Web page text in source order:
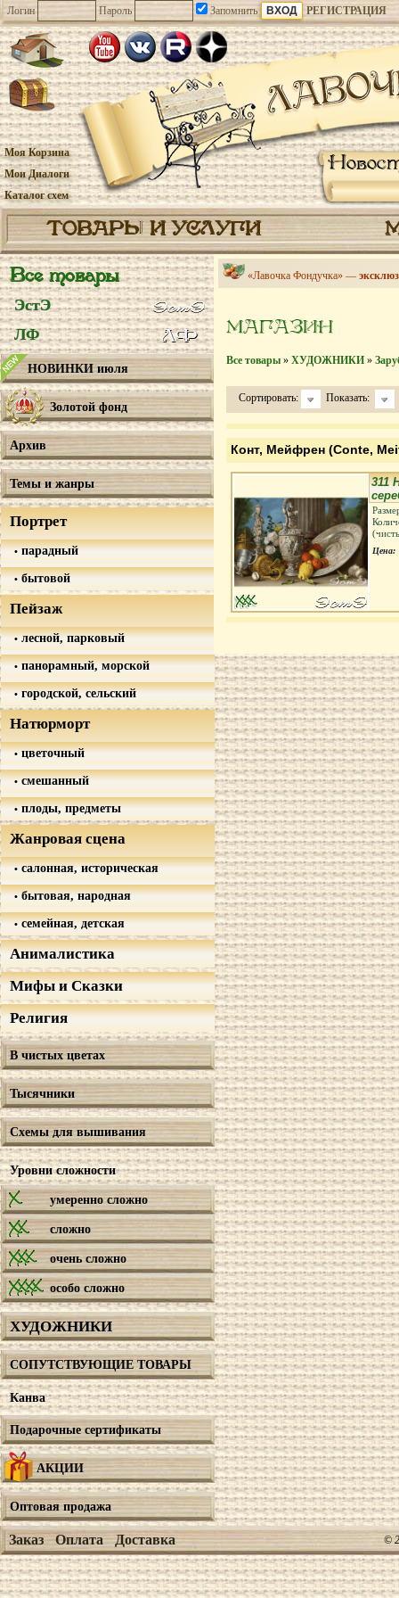
Логин Пароль Запомнить РЕГИСТРАЦИЯ
Моя Корзина
Мои Диалоги
Каталог схем
ТОВАРЫ И УСЛУГИ
Все товары
ЭстЭ
ЛФ
НОВИНКИ июля
Золотой фонд
Архив
Темы и жанры
Портрет
парадный
бытовой
Пейзаж
лесной, парковый
панорамный, морской
городской, сельский
Натюрморт
цветочный
смешанный
плоды, предметы
Жанровая сцена
салонная, историческая
бытовая, народная
семейная, детская
Анималистика
Мифы и Сказки
Религия
В чистых цветах
Тысячники
Схемы для вышивания
Уровни сложности
умеренно сложно
сложно
очень сложно
особо сложно
ХУДОЖНИКИ
СОПУТСТВУЮЩИЕ ТОВАРЫ
Канва
Подарочные сертификаты
АКЦИИ
Оптовая продажа
«Лавочка Фондучка» —
МАГАЗИН
Все товары » ХУДОЖНИКИ »
Сортировать: Показать:
Конт, Мейфрен (Conte,
311
Цена:
Заказ Оплата Доставка ©